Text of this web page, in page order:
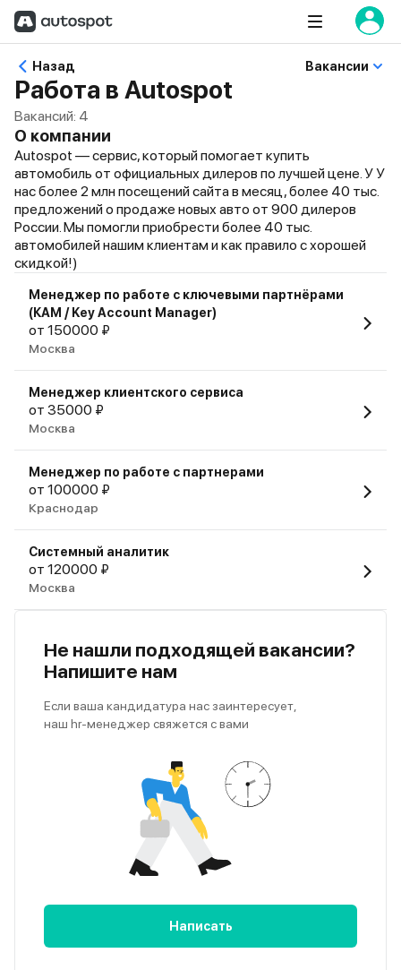
Назад Вакансии
Работа в Autospot
Вакансий: 4
О компании
Autospot — сервис, который помогает купить
автомобиль от официальных дилеров по лучшей цене. У У
нас более 2 млн посещений сайта в месяц, более 40 тыс.
предложений о продаже новых авто от 900 дилеров
России. Мы помогли приобрести более 40 тыс.
автомобилей нашим клиентам и как правило с хорошей
скидкой!)
Менеджер по работе с ключевыми партнёрами
(КАМ / Key Account Manager)
от 150000 ₽
Москва
Менеджер клиентского сервиса
от 35000 ₽
Москва
Менеджер по работе с партнерами
от 100000 ₽
Краснодар
Системный аналитик
от 120000 ₽
Москва
Не нашли подходящей вакансии?
Напишите нам
Если ваша кандидатура нас заинтересует,
наш hr-менеджер свяжется с вами
Написать